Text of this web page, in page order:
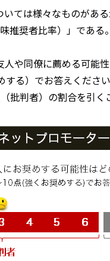
いては様々なものがあ
推奨者比率）」である。
や同僚に薦める可能
る）でお答えくださ
批判者）の割合を引く